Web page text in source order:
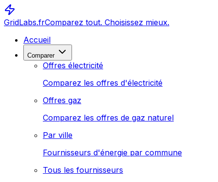
GridLabs.frComparez tout. Choisissez mieux.
Accueil
Comparer
Offres électricité
Comparez les offres d'électricité
Offres gaz
Comparez les offres de gaz naturel
Par ville
Fournisseurs d'énergie par commune
Tous les fournisseurs